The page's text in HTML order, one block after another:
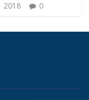
2018
0